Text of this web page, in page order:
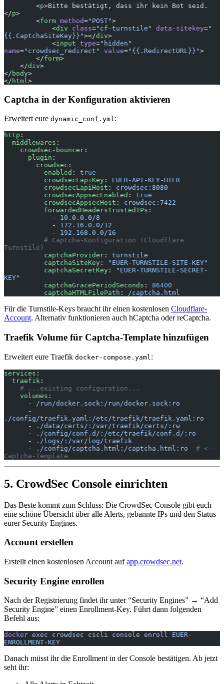
        <
p>Bitte bestätigt, dass ihr kein Bot seid.
</p>
        <
form method="POST">
            <
div class="cf-turnstile" data-sitekey="
{{.CaptchaSiteKey}}"></div>
            <
input type="hidden"
name="crowdsec_redirect" value="{{.RedirectURL}}">
        </
form>
    </
div>
</ body>
</ html >
Captcha in der Konfiguration aktivieren
Erweitert eure dynamic_conf.yml:
http :
  middlewares
:
    crowdsec-bouncer
:
      plugin
:
        crowdsec
:
          enabled
: true
          crowdsecLapiKey
: EUER-API-KEY-HIER
          crowdsecLapiHost
: crowdsec:8080
          crowdsecAppsecEnabled
: true
          crowdsecAppsecHost
: crowdsec:7422
          forwardedHeadersTrustedIPs
:
            -
10.0.0.0/8
            -
172.16.0.0/12
            -
192.168.0.0/16
Turnstile)
          captchaProvider
: turnstile
          captchaSiteKey
:
"EUER-TURNSTILE-SITE-KEY"
          captchaSecretKey
:
"EUER-TURNSTILE-SECRET-
KEY"
          captchaGracePeriodSeconds
: 86400
          captchaHTMLFilePath
: /captcha.html
Für die Turnstile-Keys braucht ihr einen kostenlosen Cloudflare-
Account. Alternativ funktionieren auch hCaptcha oder reCaptcha.
Traefik Volume für Captcha-Template hinzufügen
Erweitert eure Traefik docker-compose.yaml :
services :
  traefik
:
    # ...existing configuration...
    volumes
:
      -
/run/docker.sock:/run/docker.sock:ro
./config/traefik.yaml:/etc/traefik/traefik.yaml:ro
      -
./data/certs/:/var/traefik/certs/:rw
      -
./config/conf.d/:/etc/traefik/conf.d/:ro
      -
./logs/:/var/log/traefik
      -
./config/captcha.html:/captcha.html:ro
  # <--
Captcha-Template
5. CrowdSec Console einrichten
Das Beste kommt zum Schluss: Die CrowdSec Console gibt euch
eine schöne Übersicht über alle Alerts, gebannte IPs und den Status
eurer Security Engines.
Account erstellen
Erstellt einen kostenlosen Account aufapp.crowdsec.net.
Security Engine enrollen
Nach der Registrierung findet ihr unter “Security Engines” → “Add
Security Engine” einen Enrollment-Key. Führt dann folgenden
Befehl aus:
docker exec crowdsec cscli console enroll EUER-
ENROLLMENT-KEY
Danach müsst ihr die Enrollment in der Console bestätigen. Ab jetzt
seht ihr: